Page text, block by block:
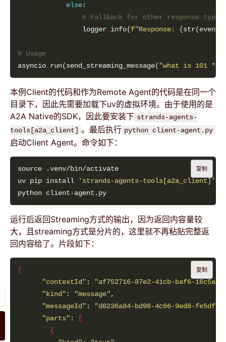
else
# Fallback for other response types
                logger
. info(f"Response: {str(event)
# Usage
asyncio. run(send_streaming_message( "what is 101 *
本例Client的代码和作为Remote Agent的代码是在同一个
目录下，因此先需要加载下uv的虚拟环境。由于使用的是
A2A Native的SDK，因此要安装下 strands-agents-
tools[a2a_client] 。最后执行 python client-agent.py
启动Client Agent。命令如下：
uv pip install
'strands-agents-tools[a2a_client]'
复制
运行后返回Streaming方式的输出，因为返回内容量较
大，且streaming方式是分片的，这里就不再粘贴完整返
回内容给了。片段如下：
{
"contextId" :
"af752716-87e2-41cb-baf6-
"kind" : "message"
"messageId" :
"d8236a84-bd98-4c66-9ed8-
"parts" :
[
{
复制